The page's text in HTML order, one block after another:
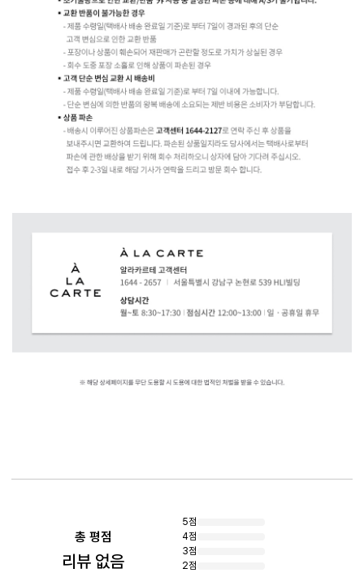
총 평점
리뷰 없음
5점
4점
3점
2점